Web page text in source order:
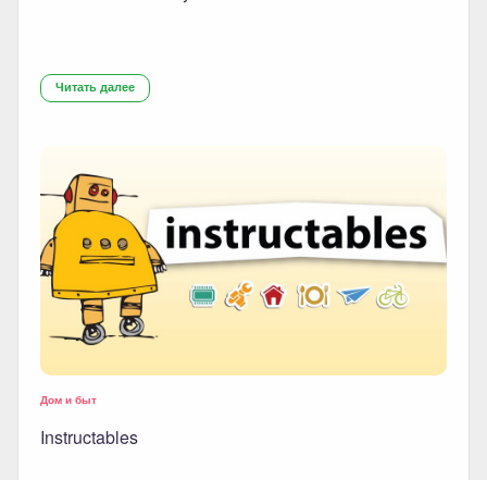
Читать далее
Дом и быт
Instructables